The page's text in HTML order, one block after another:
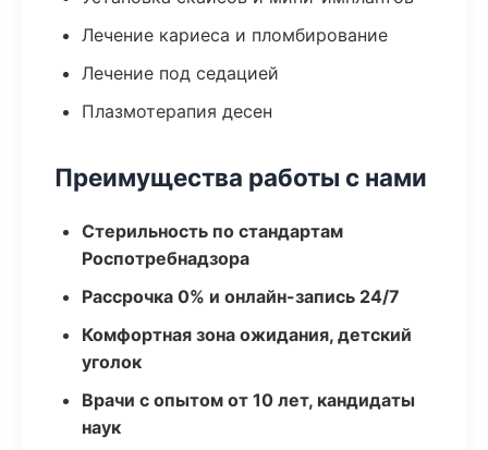
Лечение кариеса и пломбирование
Лечение под седацией
Плазмотерапия десен
Преимущества работы с нами
Стерильность по стандартам
Роспотребнадзора
Рассрочка 0% и онлайн-запись 24/7
Комфортная зона ожидания, детский
уголок
Врачи с опытом от 10 лет, кандидаты
наук